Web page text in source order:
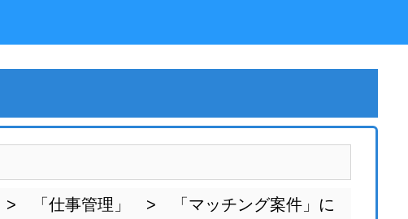
> 「仕事管理」 > 「マッチング案件」に